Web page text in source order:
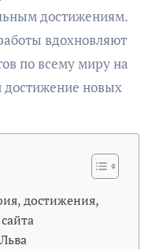
достижениям.
вдохновляют
по всему миру на
достижение новых
достижения,